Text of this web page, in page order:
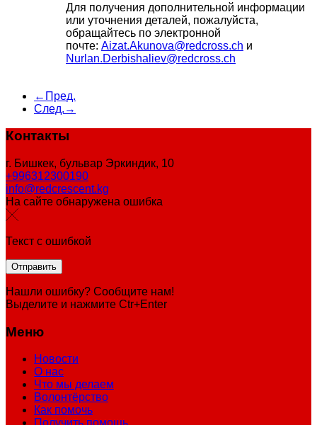
Для получения дополнительной информации
или уточнения деталей, пожалуйста,
обращайтесь по электронной
почте: Aizat.Akunova@redcross.ch и
Nurlan.Derbishaliev@redcross.ch
←Пред.
След.→
Контакты
г. Бишкек, бульвар Эркиндик, 10
+996312300190
info@redcrescent.kg
На сайте обнаружена ошибка
Текст с ошибкой
Нашли ошибку? Сообщите нам!
Выделите и нажмите Ctr+Enter
Меню
Новости
О нас
Что мы делаем
Волонтёрство
Как помочь